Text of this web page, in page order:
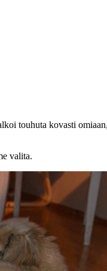
touhuta kovasti
valita.